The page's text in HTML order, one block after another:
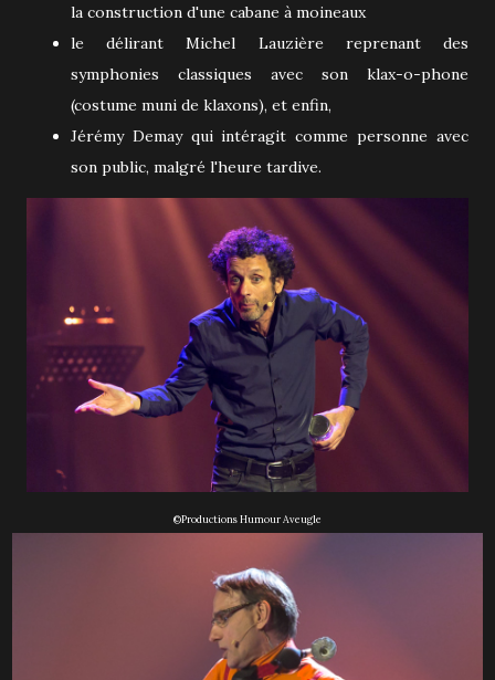
la construction d'une cabane à moineaux
le délirant Michel Lauzière reprenant des
symphonies classiques avec son klax-o-phone
(costume muni de klaxons), et enfin,
Jérémy Demay qui intéragit comme personne avec
son public, malgré l'heure tardive.
©Productions Humour Aveugle